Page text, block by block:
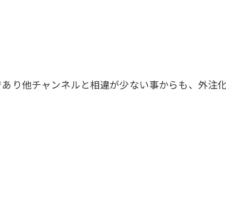
他チャンネルと相違が少ない事からも、外注化